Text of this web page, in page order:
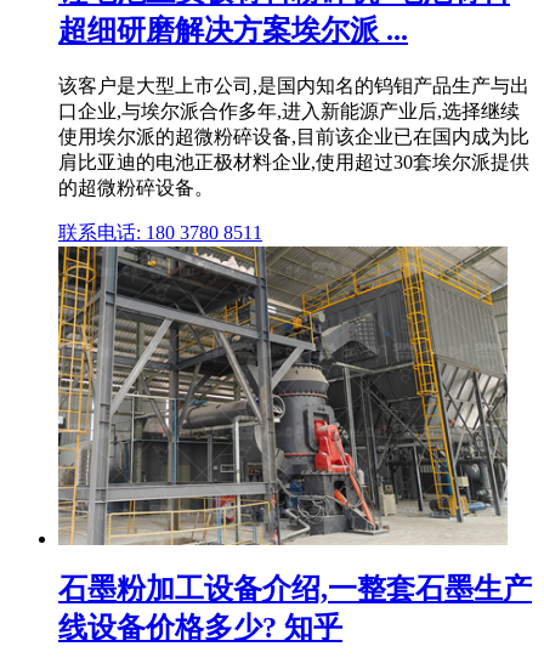
超细研磨解决方案埃尔派 ...
该客户是大型上市公司,是国内知名的钨钼产品生产与出
口企业,与埃尔派合作多年,进入新能源产业后,选择继续
使用埃尔派的超微粉碎设备,目前该企业已在国内成为比
肩比亚迪的电池正极材料企业,使用超过30套埃尔派提供
的超微粉碎设备。
联系电话: 180 3780 8511
石墨粉加工设备介绍,一整套石墨生产
线设备价格多少? 知乎